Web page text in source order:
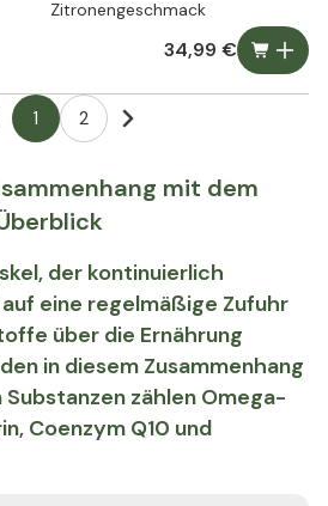
Zitronengeschmack
34,99 €
1 2
mit dem
der kontinuierlich
eine regelmäßige Zufuhr
über die Ernährung
in diesem Zusammenhang
zählen Omega-
Coenzym Q10 und